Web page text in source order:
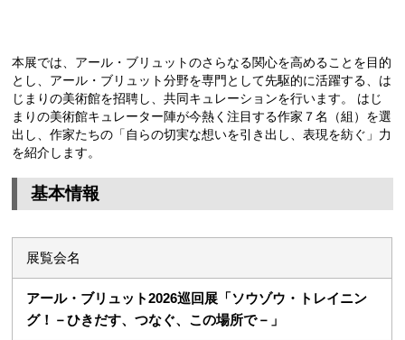
本展では、アール・ブリュットのさらなる関心を高めることを目的
とし、アール・ブリュット分野を専門として先駆的に活躍する、は
じまりの美術館を招聘し、共同キュレーションを行います。 はじ
まりの美術館キュレーター陣が今熱く注目する作家７名（組）を選
出し、作家たちの「自らの切実な想いを引き出し、表現を紡ぐ」力
を紹介します。
基本情報
展覧会名
アール・ブリュット2026巡回展「ソウゾウ・トレイニン
グ！－ひきだす、つなぐ、この場所で－」